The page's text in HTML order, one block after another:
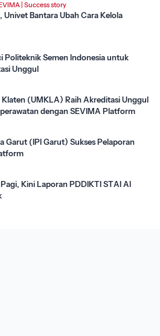
Success story
Bantara Ubah Cara Kelola
Politeknik Semen Indonesia untuk
Unggul
(UMKLA) Raih Akreditasi Unggul
dengan SEVIMA Platform
Garut (IPI Garut) Sukses Pelaporan
Kini Laporan PDDIKTI STAI Al